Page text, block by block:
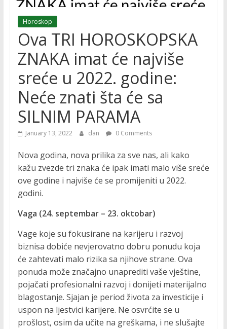
Horoskop
Ova TRI HOROSKOPSKA
ZNAKA imat će najviše
sreće u 2022. godine:
Neće znati šta će sa
SILNIM PARAMA
January 13, 2022 dan 0 Comments
Nova godina, nova prilika za sve nas, ali kako
kažu zvezde tri znaka će ipak imati malo više sreće
ove godine i najviše će se promijeniti u 2022.
godini.
Vaga (24. septembar – 23. oktobar)
Vage koje su fokusirane na karijeru i razvoj
biznisa dobiće nevjerovatno dobru ponudu koja
će zahtevati malo rizika sa njihove strane. Ova
ponuda može značajno unaprediti vaše vještine,
pojačati profesionalni razvoj i donijeti materijalno
blagostanje. Sjajan je period života za investicije i
uspon na ljestvici karijere. Ne osvrćite se u
prošlost, osim da učite na greškama, i ne slušajte